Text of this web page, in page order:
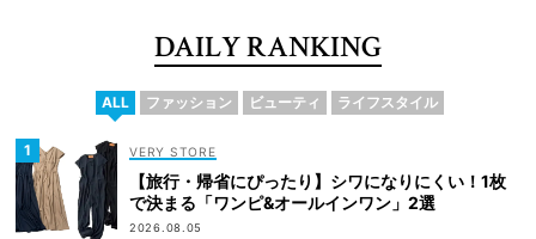
DAILY RANKING
ALL ファッション ビューティ ライフスタイル
VERY STORE
【旅行・帰省にぴったり】シワになりにくい！1枚
で決まる「ワンピ&オールインワン」2選
2026.08.05